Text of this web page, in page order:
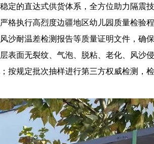
定的直达式供货体系，全方位助力隔震
格执行高烈度边疆地区幼儿园质量检验
沙耐温差检测报告等质量证明文件，确
表面无裂纹、气泡、脱粘、老化、风沙
按规定批次抽样进行第三方权威检测，